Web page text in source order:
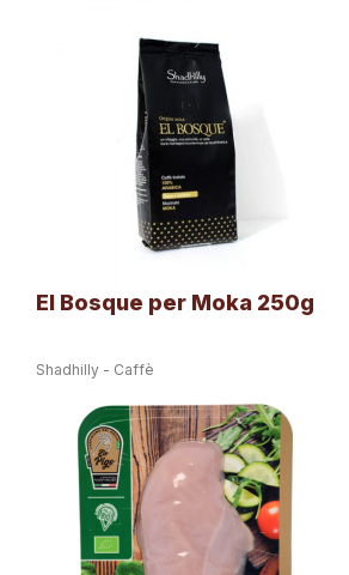
El Bosque per Moka 250g
Shadhilly - Caffè